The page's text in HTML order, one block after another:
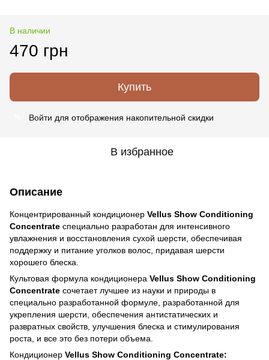
В наличии
470 грн
Купить
Войти для отображения накопительной скидки
В избранное
Описание
Концентрированный кондиционер Vellus Show Conditioning
Concentrate специально разработан для интенсивного
увлажнения и восстановления сухой шерсти, обеспечивая
поддержку и питание уголков волос, придавая шерсти
хорошего блеска.
Культовая формула кондиционера Vellus Show Conditioning
Concentrate сочетает лучшее из науки и природы в
специально разработанной формуле, разработанной для
укрепления шерсти, обеспечения антистатических и
развратных свойств, улучшения блеска и стимулирования
роста, и все это без потери объема.
Кондиционер Vellus Show Conditioning Concentrate: